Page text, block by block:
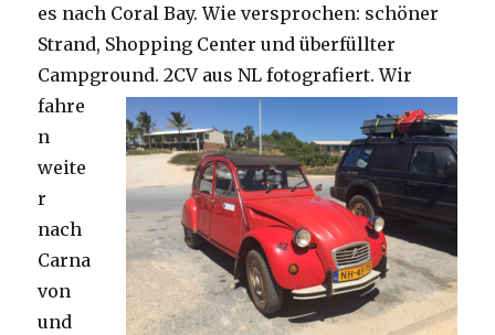
es nach Coral Bay. Wie versprochen: schöner
Strand, Shopping Center und überfüllter
Campground.2CV aus NL fotografiert. Wir
fahre
n
weite
r
nach
Carna
von
und